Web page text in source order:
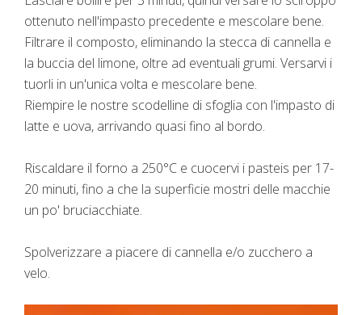
ottenuto nell'impasto precedente e mescolare bene.
Filtrare il composto, eliminando la stecca di cannella e
la buccia del limone, oltre ad eventuali grumi. Versarvi i
tuorli in un'unica volta e mescolare bene.
Riempire le nostre scodelline di sfoglia con l'impasto di
latte e uova, arrivando quasi fino al bordo.
Riscaldare il forno a 250°C e cuocervi i pasteis per 17-
20 minuti, fino a che la superficie mostri delle macchie
un po' bruciacchiate.
Spolverizzare a piacere di cannella e/o zucchero a
velo.